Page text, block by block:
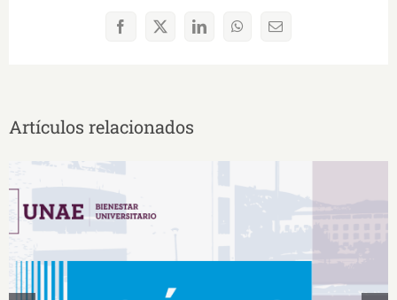
Facebook
X LinkedInWhatsAppCorreo
Artículos relacionados